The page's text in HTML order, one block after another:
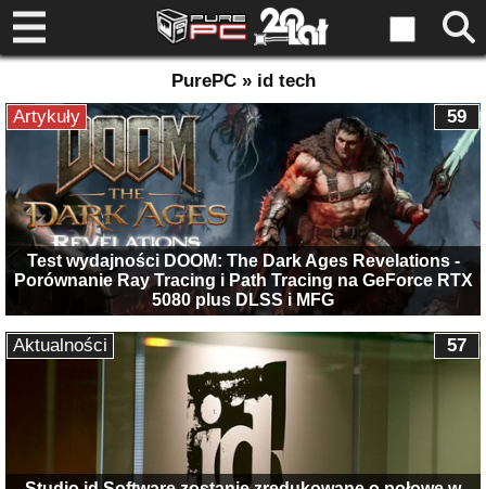
PurePC » id tech
Test wydajności DOOM: The Dark Ages Revelations -
Porównanie Ray Tracing i Path Tracing na GeForce RTX
5080 plus DLSS i MFG
59
Artykuły
57
Aktualności